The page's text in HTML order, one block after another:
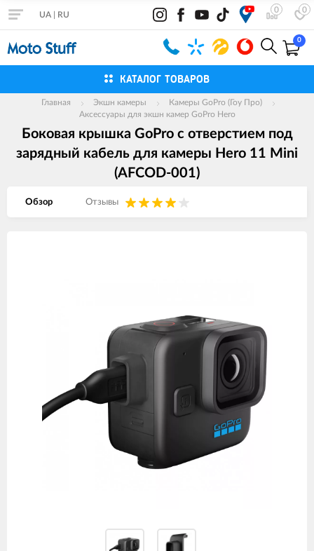
0 0
UA RU
0
КАТАЛОГ ТОВАРОВ
Главная Экшн камеры
Камеры GoPro (Гоу Про)
Аксессуары для экшн камер GoPro Hero
Боковая крышка GoPro c отверстием под
зарядный кабель для камеры Hero 11 Mini
(AFCOD-001)
Обзор Отзывы